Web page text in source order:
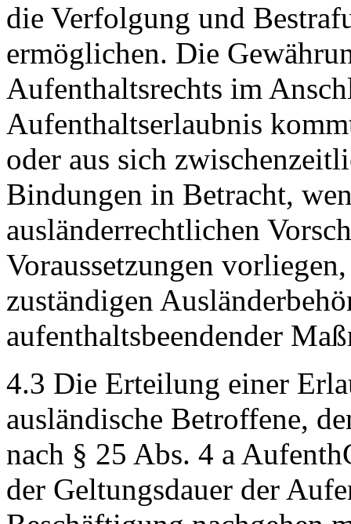
die Verfolgung und
ermöglichen. Die
Aufenthaltsrechts im
Aufenthaltserlaubnis
oder aus sich
Bindungen in Betracht,
ausländerrechtlichen
Voraussetzungen
zuständigen
aufenthaltsbeendender
4.3 Die Erteilung einer
ausländische Betroffene,
nach § 25 Abs. 4 a
der Geltungsdauer der